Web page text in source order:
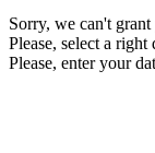
Sorry, we can't
Please, select a right
Please, enter your